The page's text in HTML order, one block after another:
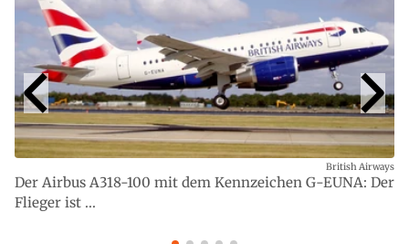
Der Airbus A318-100 mit dem Kennzeichen G-EUNA: Der
Flieger ist ...
British Airways